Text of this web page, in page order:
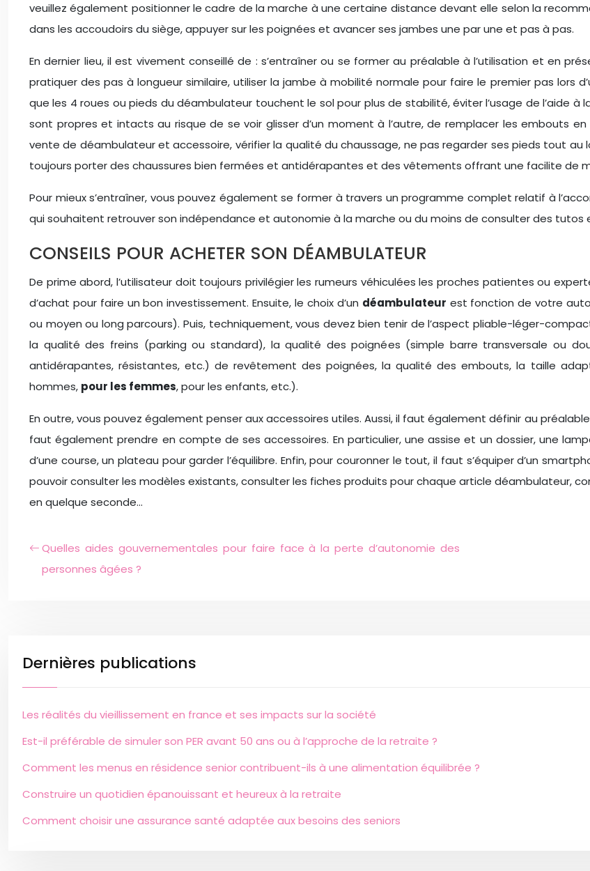
veuillez également positionner le cadre de la marche à une certaine distance devant elle selon la
dans les accoudoirs du siège, appuyer sur les poignées et avancer ses jambes une par une et pas à pas.
En dernier lieu, il est vivement conseillé de : s’entraîner ou se former au préalable à l’utilisation et en
pratiquer des pas à longueur similaire, utiliser la jambe à mobilité normale pour faire le premier pas lors
que les 4 roues ou pieds du déambulateur touchent le sol pour plus de stabilité, éviter l’usage de l’aide à
sont propres et intacts au risque de se voir glisser d’un moment à l’autre, de remplacer les embouts
vente de déambulateur et accessoire, vérifier la qualité du chaussage, ne pas regarder ses pieds tout
toujours porter des chaussures bien fermées et antidérapantes et des vêtements offrant une facilite de
Pour mieux s’entraîner, vous pouvez également se former à travers un programme complet relatif à
qui souhaitent retrouver son indépendance et autonomie à la marche ou du moins de consulter des tutos
CONSEILS POUR ACHETER SON DÉAMBULATEUR
De prime abord, l’utilisateur doit toujours privilégier les rumeurs véhiculées les proches patientes ou
d’achat pour faire un bon investissement. Ensuite, le choix d’un déambulateur est fonction de votre
ou moyen ou long parcours). Puis, techniquement, vous devez bien tenir de l’aspect pliable-léger-
la qualité des freins (parking ou standard), la qualité des poignées (simple barre transversale ou
antidérapantes, résistantes, etc.) de revêtement des poignées, la qualité des embouts, la taille
hommes, pour les femmes, pour les enfants, etc.).
En outre, vous pouvez également penser aux accessoires utiles. Aussi, il faut également définir au
faut également prendre en compte de ses accessoires. En particulier, une assise et un dossier, une
d’une course, un plateau pour garder l’équilibre. Enfin, pour couronner le tout, il faut s’équiper d’un
pouvoir consulter les modèles existants, consulter les fiches produits pour chaque article déambulateur,
en quelque seconde…
Quelles aides gouvernementales pour faire face à la perte d’autonomie des
personnes âgées ?
Dernières publications
Les réalités du vieillissement en france et ses impacts sur la société
Est-il préférable de simuler son PER avant 50 ans ou à l’approche de la retraite ?
Comment les menus en résidence senior contribuent-ils à une alimentation équilibrée ?
Construire un quotidien épanouissant et heureux à la retraite
Comment choisir une assurance santé adaptée aux besoins des seniors